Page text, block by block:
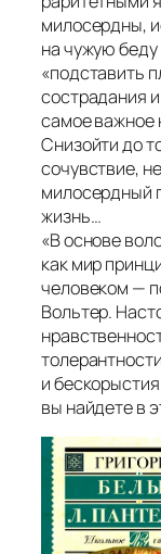
милосердны,
на чужую
«подставить
сострадания
самое важное
Снизойти до
сочувствие,
милосердный
жизнь…
«В основе
как мир
человеком —
Вольтер.
и
вы найдете в